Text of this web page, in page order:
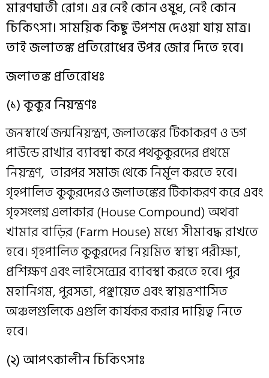
মারণঘাতী রোগ। এর নেই কোন ওষুধ, নেই কোন
চিকিৎসা। সাময়িক কিছু উপশম দেওয়া যায় মাত্র।
তাই জলাতঙ্ক প্রতিরোধের উপর জোর দিতে হবে।
জলাতঙ্ক প্রতিরোধঃ
(১) কুকুর নিয়ন্ত্রণঃ
জনস্বার্থে জন্মনিয়ন্ত্রণ, জলাতঙ্কের টিকাকরণ ও ডগ
পাউন্ডে রাখার ব্যাবস্থা করে পথকুকুরদের প্রথমে
নিয়ন্ত্রণ, তারপর সমাজ থেকে নির্মূল করতে হবে।
গৃহপালিত কুকুরদেরও জলাতঙ্কের টিকাকরণ করে এবং
গৃহসংলগ্ন এলাকার (House Compound) অথবা
খামার বাড়ির (Farm House) মধ্যে সীমাবদ্ধ রাখতে
হবে। গৃহপালিত কুকুরদের নিয়মিত স্বাস্থ্য পরীক্ষা,
প্রশিক্ষণ এবং লাইসেন্সের ব্যাবস্থা করতে হবে। পুর
মহানিগম, পুরসভা, পঞ্ছায়েত এবং স্বায়ত্তশাসিত
অঞ্চলগুলিকে এগুলি কার্যকর করার দায়িত্ব নিতে
হবে।
(২) আপৎকালীন চিকিৎসাঃ